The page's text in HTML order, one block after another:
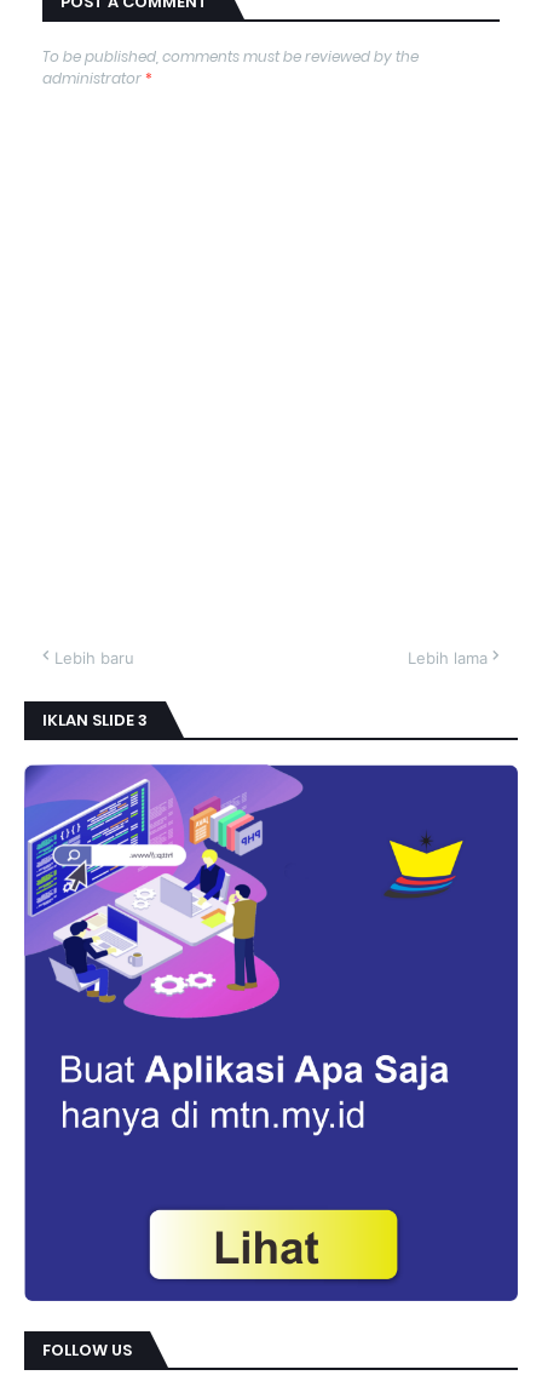
To be published, comments must be reviewed by the
administrator*
Lebih baru Lebih lama
IKLAN SLIDE 3
FOLLOW US